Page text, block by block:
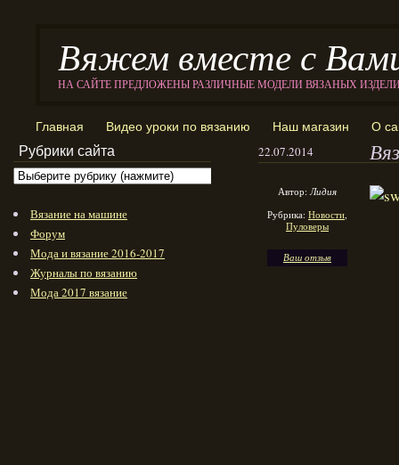
Вяжем вместе с
НА САЙТЕ ПРЕДЛОЖЕНЫ РАЗЛИЧНЫЕ МОДЕЛИ ВЯЗАНЫХ
Главная Видео уроки по вязанию Наш магазин О
22.07.2014
Автор:Лидия
Рубрика: Новости,
Пуловеры
Ваш отзыв
Рубрики сайта
Вязание на машине
Форум
Мода и вязание 2016-2017
Журналы по вязанию
Мода 2017 вязание